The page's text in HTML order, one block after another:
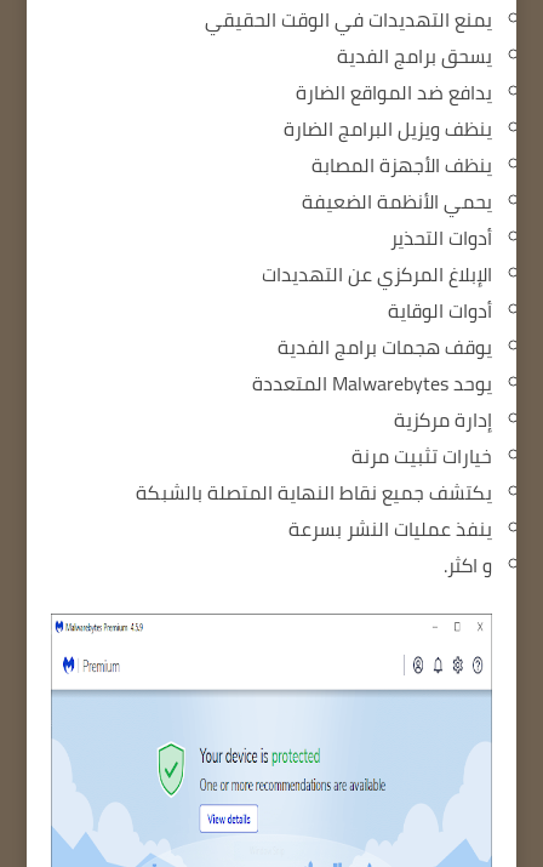
يمنع التهديدات في الوقت الحقيقي
يسحق برامج الفدية
يدافع ضد المواقع الضارة
ينظف ويزيل البرامج الضارة
ينظف الأجهزة المصابة
يحمي الأنظمة الضعيفة
أدوات التحذير
الإبلاغ المركزي عن التهديدات
أدوات الوقاية
يوقف هجمات برامج الفدية
يوحد Malwarebytes المتعددة
إدارة مركزية
خيارات تثبيت مرنة
يكتشف جميع نقاط النهاية المتصلة بالشبكة
ينفذ عمليات النشر بسرعة
و اكثر.